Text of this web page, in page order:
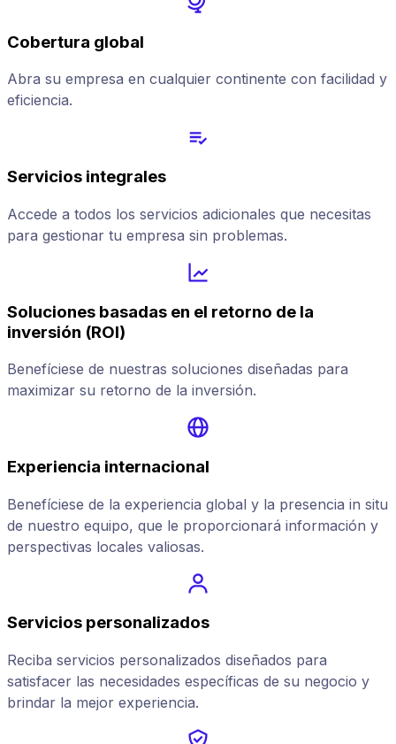
Cobertura global
Abra su empresa en cualquier continente con facilidad y
eficiencia.
Servicios integrales
Accede a todos los servicios adicionales que necesitas
para gestionar tu empresa sin problemas.
Soluciones basadas en el retorno de la
inversión (ROI)
Benefíciese de nuestras soluciones diseñadas para
maximizar su retorno de la inversión.
Experiencia internacional
Benefíciese de la experiencia global y la presencia in situ
de nuestro equipo, que le proporcionará información y
perspectivas locales valiosas.
Servicios personalizados
Reciba servicios personalizados diseñados para
satisfacer las necesidades específicas de su negocio y
brindar la mejor experiencia.